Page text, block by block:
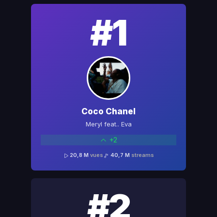
#2
#1
Coco Chanel
Meryl feat.. Eva
+2
20,8 M vues 40,7 M streams